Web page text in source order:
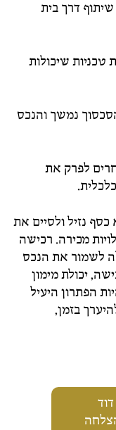
דרך בית
טכניות שיכולות
נמשך והנכס
לפרק את
נזיל ולסיים את
מכירה. רכישה
לשמור את הנכס
יכולת מימון
הפתרון היעיל
בזמן,